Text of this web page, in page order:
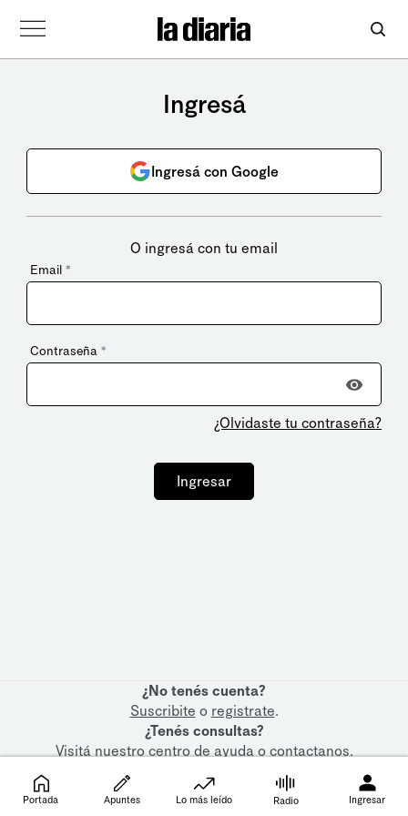
Ingresá
Ingresá con Google
O ingresá con tu email
Email *
Contraseña *
¿Olvidaste tu contraseña?
Ingresar
¿No tenés cuenta?
Suscribite o registrate.
¿Tenés consultas?
Visitá nuestrocentro de ayudaocontactanos.
Portada Apuntes Lo más leído Radio Ingresar